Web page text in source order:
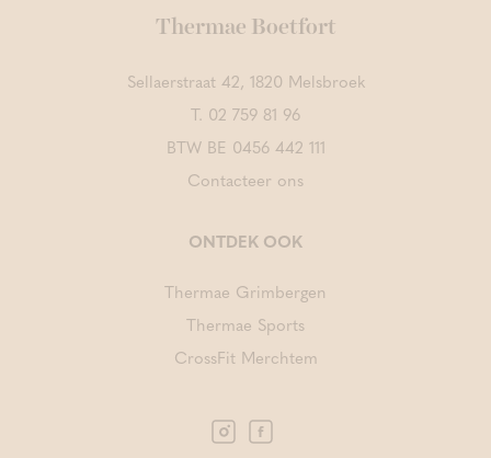
Thermae Boetfort
Sellaerstraat 42, 1820 Melsbroek
T. 02 759 81 96
BTW BE 0456 442 111
Contacteer ons
ONTDEK OOK
Thermae Grimbergen
Thermae Sports
CrossFit Merchtem